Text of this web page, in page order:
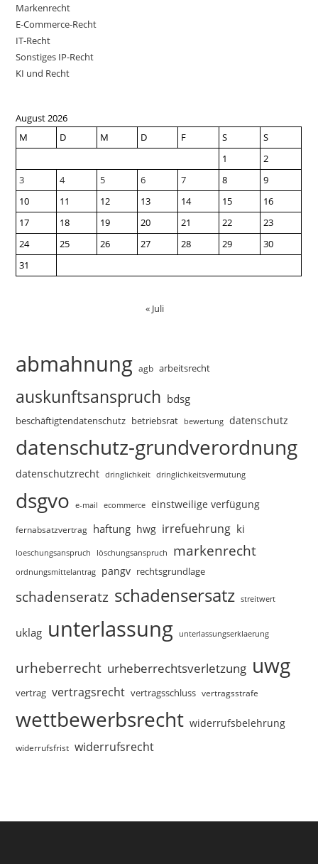
Markenrecht
E-Commerce-Recht
IT-Recht
Sonstiges IP-Recht
KI und Recht
August 2026
M
D M D F S
S
1
2
3
4 5 6 7 8
9
10
11 12 13 14 15
16
17
18 19 20 21 22
23
24
25 26 27 28 29
30
31
« Juli
abmahnung agb arbeitsrecht
auskunftsanspruch bdsg
beschäftigtendatenschutz betriebsrat bewertung datenschutz
datenschutz-grundverordnung
datenschutzrecht dringlichkeit dringlichkeitsvermutung
dsgvo e-mail ecommerce einstweilige verfügung
fernabsatzvertrag haftung hwg irrefuehrung ki
loeschungsanspruch löschungsanspruch markenrecht
ordnungsmittelantrag pangv rechtsgrundlage
schadenseratz schadensersatz streitwert
uklag unterlassung unterlassungserklaerung
urheberrecht urheberrechtsverletzung uwg
vertrag vertragsrecht vertragsschluss vertragsstrafe
wettbewerbsrecht widerrufsbelehrung
widerrufsfrist widerrufsrecht